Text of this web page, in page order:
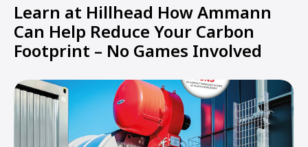
Learn at Hillhead How Ammann
Can Help Reduce Your Carbon
Footprint – No Games Involved